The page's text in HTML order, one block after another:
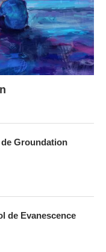
Groundation
de Evanescence